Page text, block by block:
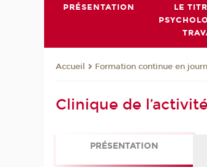
PRÉSENTATION
LE
Accueil Formation continue en
Clinique de
PRÉSENTATION